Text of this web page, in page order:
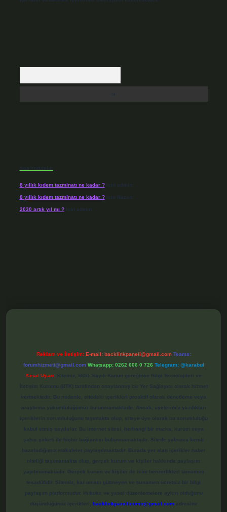
Son Yorumlar
8 yıllık kıdem tazminatı ne kadar ?için admin
8 yıllık kıdem tazminatı ne kadar ?için Nazan
2030 artık yıl mı ?için admin
Reklam ve İletişim: E-mail: backlinkpaneli@gmail.com Teams:
forumhizmeti@gmail.com Whatsapp: 0262 606 0 726 Telegram: @karabul
Yasal Uyarı:
backlinkpanelicomtr@gmail.comadresine